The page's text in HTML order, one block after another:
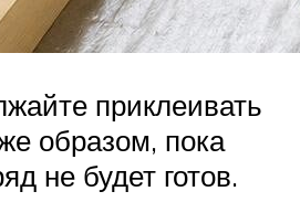
приклеивать
образом, пока
не будет готов.